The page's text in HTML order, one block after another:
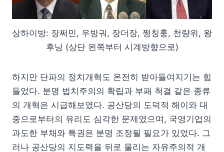
상하이방: 장쩌민, 우방궈, 장더장, 쩡칭훙, 천량위, 왕
후닝 (상단 왼쪽부터 시계방향으로)
하지만 단파의 정치개혁도 온전히 받아들여지기는 힘
들었다. 분명 법치주의의 확립과 부패 척결 같은 종류
의 개혁은 시급해보였다. 공산당의 도덕적 해이와 대
중으로부터의 유리도 심각한 문제였으며, 국영기업의
과도한 부채와 특권은 분명 조정될 필요가 있었다. 그
러나 공산당의 지도력을 뒤로 물리는 자유주의적 개